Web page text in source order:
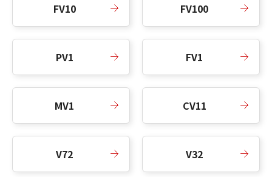
FV10 FV100
PV1 FV1
MV1 CV11
V72 V32